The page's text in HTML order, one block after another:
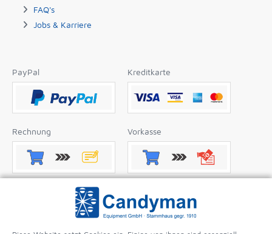
FAQ's
Jobs & Karriere
PayPal Kreditkarte
Rechnung Vorkasse